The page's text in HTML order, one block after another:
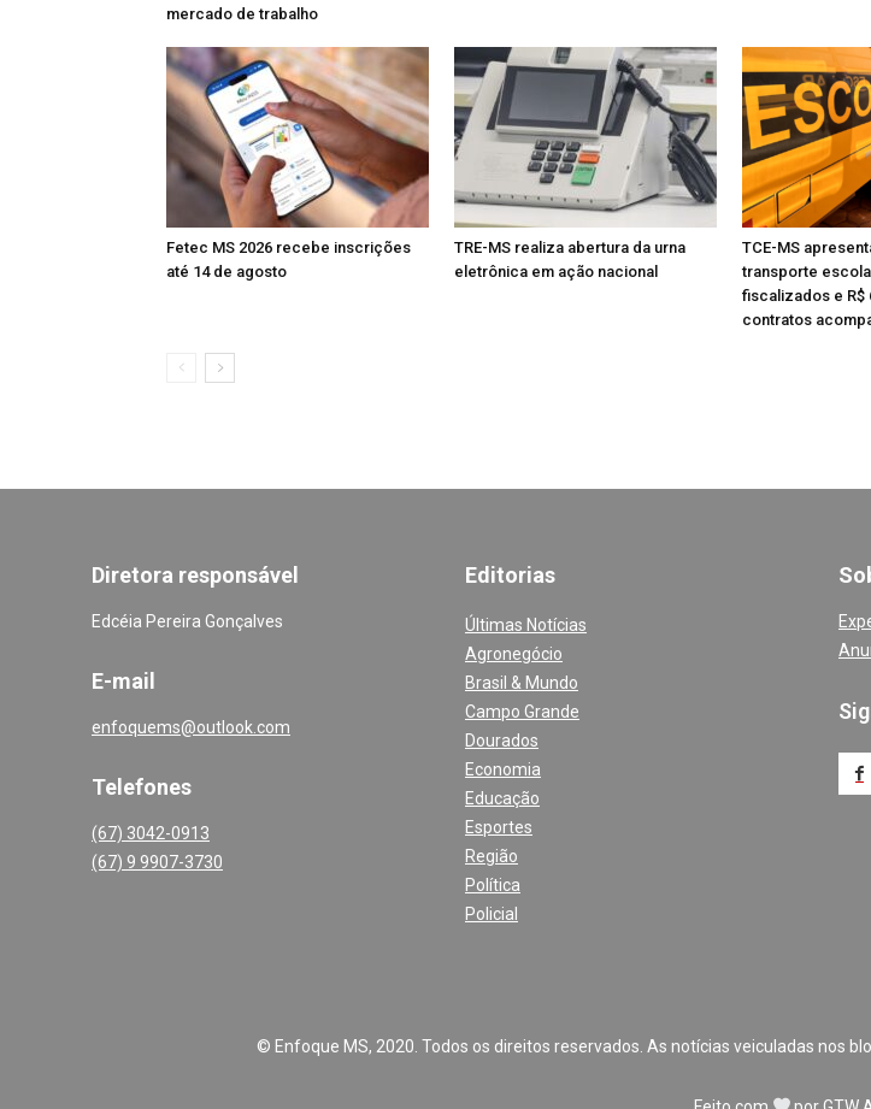
mercado de trabalho
Fetec MS 2026 recebe inscrições
até 14 de agosto
TRE-MS realiza abertura da urna
eletrônica em ação nacional
TCE-MS
transporte
fiscalizados e R$
contratos
Diretora responsável
Edcéia Pereira Gonçalves
E-mail
enfoquems@outlook.com
Telefones
(67) 3042-0913
(67) 9 9907-3730
Editorias
Últimas Notícias
Agronegócio
Brasil & Mundo
Campo Grande
Dourados
Economia
Educação
Esportes
Região
Política
Policial
© Enfoque MS, 2020. Todos os direitos reservados. As notícias veiculadas nos